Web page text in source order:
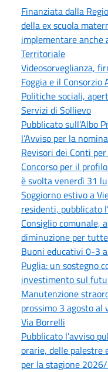
Finanziata dalla
della ex scuola
implementare anche
Territoriale
Videosorveglianza,
Foggia e il Consorzio
Politiche sociali,
Servizi di Sollievo
Pubblicato sull’Albo
l’Avviso per la
Revisori dei Conti
Concorso per il
è svolta venerdì 31
Soggiorno estivo a
residenti, pubblicato
Consiglio comunale,
diminuzione per
Buoni educativi 0-3
Puglia: un sostegno
investimento sul
Manutenzione
prossimo 3 agosto
Via Borrelli
Pubblicato l’avviso
orarie, delle palestre
per la stagione